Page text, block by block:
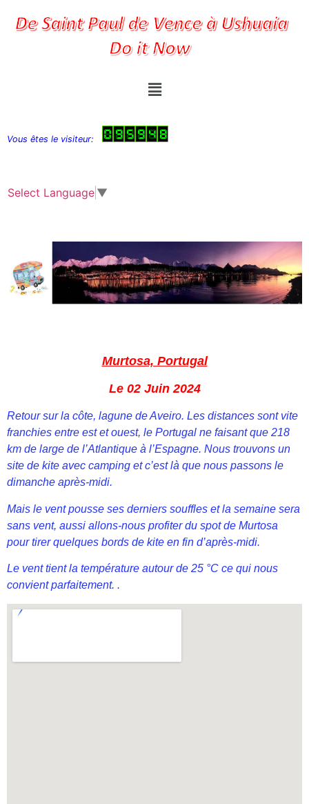
Vous êtes le visiteur:
Select Language ▼
Murtosa, Portugal
Le 02 Juin 2024
Retour sur la côte, lagune de Aveiro. Les distances sont vite
franchies entre est et ouest, le Portugal ne faisant que 218
km de large de l’Atlantique à l’Espagne. Nous trouvons un
site de kite avec camping et c’est là que nous passons le
dimanche après-midi.
Mais le vent pousse ses derniers souffles et la semaine sera
sans vent, aussi allons-nous profiter du spot de Murtosa
pour tirer quelques bords de kite en fin d’après-midi.
Le vent tient la température autour de 25 °C ce qui nous
convient parfaitement. .